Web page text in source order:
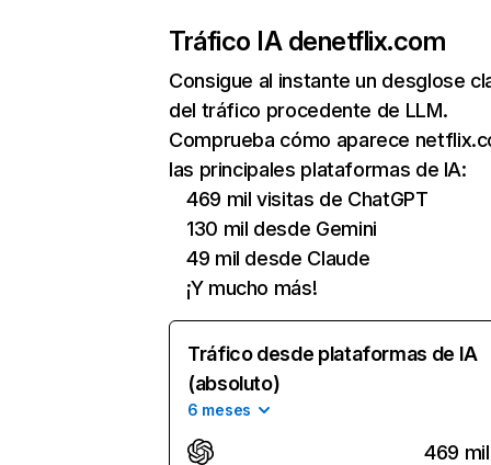
Tráfico IA denetflix.com
Consigue al instante un desglose
del tráfico procedente de LLM.
Comprueba cómo aparece
las principales plataformas de IA:
469 mil visitas de ChatGPT
130 mil desde Gemini
49 mil desde Claude
¡Y mucho más!
Tráfico desde plataformas de IA
(absoluto)
6 meses
469 mil